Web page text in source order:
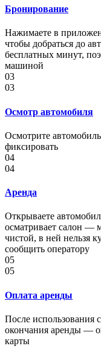
Бронирование
Нажимаете в
чтобы добраться до
бесплатных минут,
машиной
03
03
Осмотр автомобиля
Осмотрите
фиксировать
04
04
Аренда
Открываете
осматривает салон —
чистой, в ней нельзя
сообщить оператору
05
05
Оплата аренды
После использования
окончания аренды —
карты